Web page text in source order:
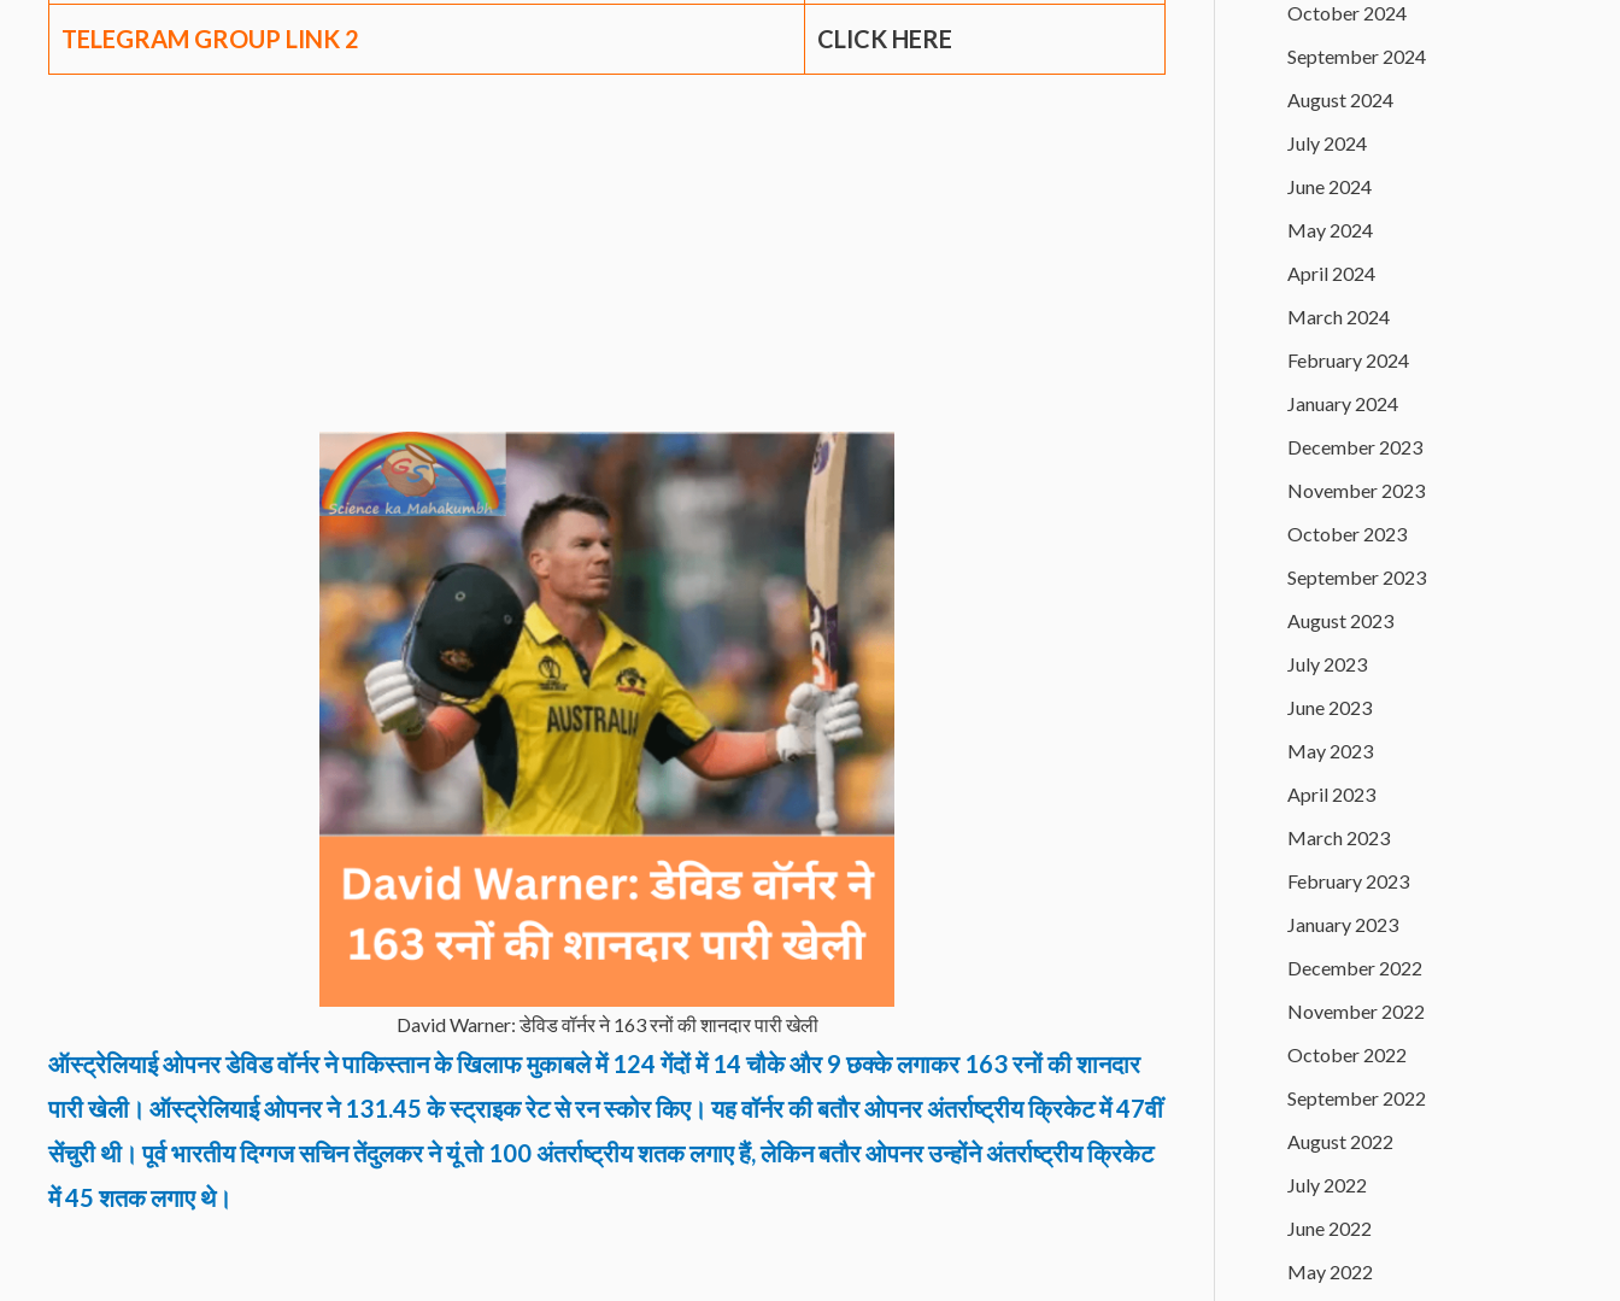
TELEGRAM GROUP LINK 2 CLICK HERE
David Warner: डेविड वॉर्नर ने 163 रनों की शानदार पारी खेली
ऑस्ट्रेलियाई ओपनर डेविड वॉर्नर ने पाकिस्तान के खिलाफ मुकाबले में124 गेंदों में 14 चौके और 9 छक्के लगाकर 163 रनों की शानदार
पारी खेली। ऑस्ट्रेलियाई ओपनर ने 131.45 के स्ट्राइक रेट से रन स्कोर किए। यह वॉर्नर की बतौर ओपनर अंतर्राष्ट्रीय क्रिकेट में 47वीं
सेंचुरी थी। पूर्व भारतीय दिग्गज सचिन तेंदुलकर ने यूं तो 100 अंतर्राष्ट्रीय शतक लगाए हैं, लेकिन बतौर ओपनर उन्होंने अंतर्राष्ट्रीय क्रिकेट
में 45 शतक लगाए थे।
October 2024
September 2024
August 2024
July 2024
June 2024
May 2024
April 2024
March 2024
February 2024
January 2024
December 2023
November 2023
October 2023
September 2023
August 2023
July 2023
June 2023
May 2023
April 2023
March 2023
February 2023
January 2023
December 2022
November 2022
October 2022
September 2022
August 2022
July 2022
June 2022
May 2022